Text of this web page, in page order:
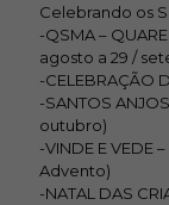
Celebrando os
-QSMA –
agosto a 29 /
-CELEBRAÇÃO
-SANTOS
outubro)
-VINDE E VEDE
Advento)
-NATAL DAS